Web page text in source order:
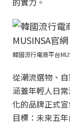
韓國流行電商平台
從潮流選物、
涵蓋年輕人日
化的品牌正式
目標：未來五